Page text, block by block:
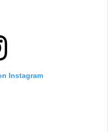
Instagram